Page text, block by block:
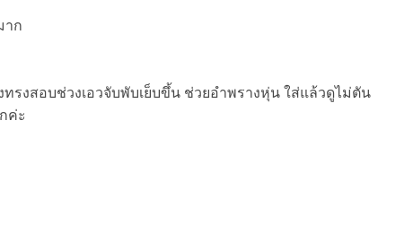
าก
ทรงสอบช่วงเอวจับพับเย็บขึ้น ช่วยอำพรางหุ่น ใส่แล้วดูไม่ตัน
ค่ะ